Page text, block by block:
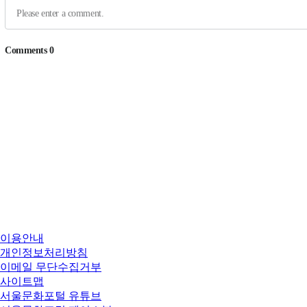
이용안내
개인정보처리방침
이메일 무단수집거부
사이트맵
서울문화포털 유튜브